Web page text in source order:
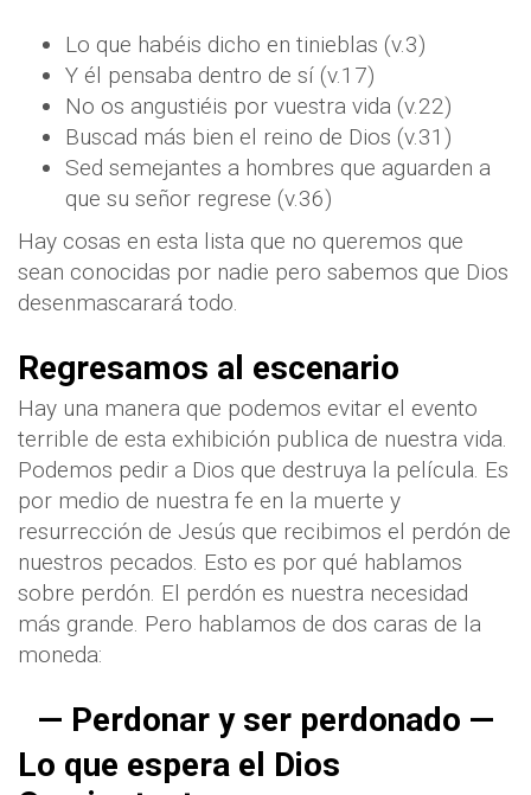
Lo que habéis dicho en tinieblas (v.3)
Y él pensaba dentro de sí (v.17)
No os angustiéis por vuestra vida (v.22)
Buscad más bien el reino de Dios (v.31)
Sed semejantes a hombres que aguarden a
que su señor regrese (v.36)
Hay cosas en esta lista que no queremos que
sean conocidas por nadie pero sabemos que Dios
desenmascarará todo.
Regresamos al escenario
Hay una manera que podemos evitar el evento
terrible de esta exhibición publica de nuestra vida.
Podemos pedir a Dios que destruya la película. Es
por medio de nuestra fe en la muerte y
resurrección de Jesús que recibimos el perdón de
nuestros pecados. Esto es por qué hablamos
sobre perdón. El perdón es nuestra necesidad
más grande. Pero hablamos de dos caras de la
moneda:
— Perdonar y ser perdonado —
Lo que espera el Dios